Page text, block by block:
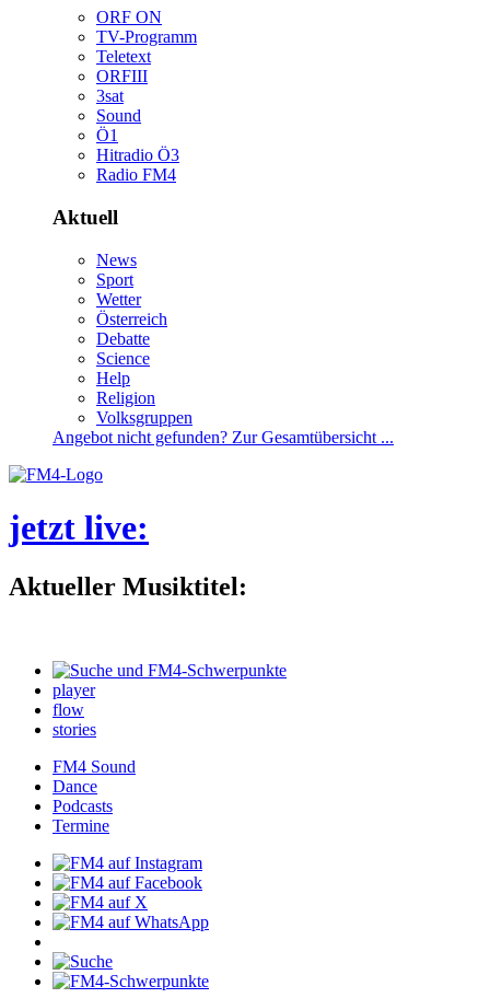
ORFON
TV-Programm
Teletext
ORFIII
3sat
Sound
Ö1
HitradioÖ3
RadioFM4
Aktuell
News
Sport
Wetter
Österreich
Debatte
Science
Help
Religion
Volksgruppen
Angebotnichtgefunden?ZurGesamtübersicht...
jetztlive:
AktuellerMusiktitel:
player
flow
stories
FM4Sound
Dance
Podcasts
Termine